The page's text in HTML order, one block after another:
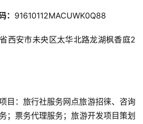
： 91610112MACUWK0Q88
西安市未央区太华北路龙湖枫香庭2
目：旅行社服务网点旅游招徕、咨询
；票务代理服务；旅游开发项目策划